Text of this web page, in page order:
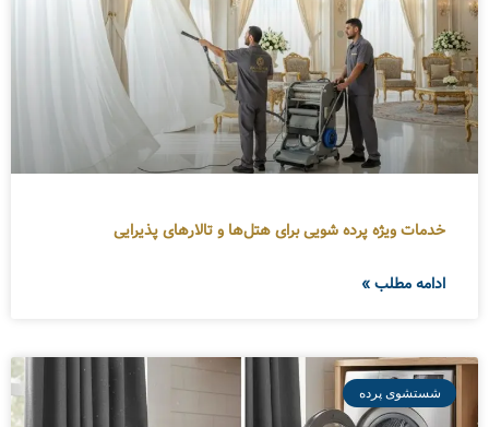
خدمات ویژه پرده شویی برای هتل‌ها و تالارهای پذیرایی
ادامه مطلب »
شستشوی پرده